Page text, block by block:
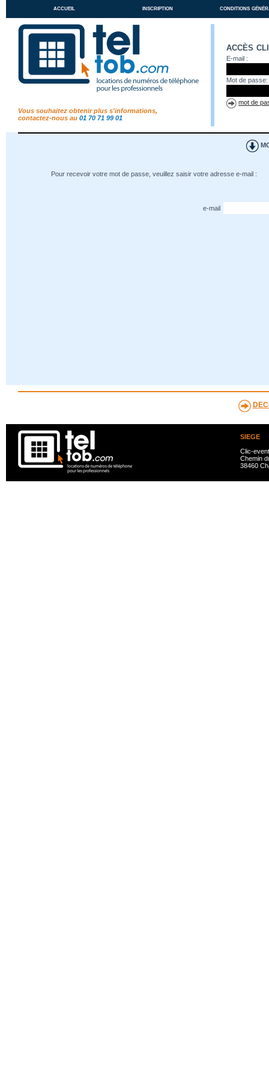
accueil inscription conditions
Vous souhaitez obtenir plus s'informations,
contactez-nous au 01 70 71 99 01
accès
E-mail :
Mot de passe:
mot de
Pour recevoir votre mot de passe, veuillez saisir votre adresse e-mail :
e-mail
SIEGE
Clic-
Chemin
38460